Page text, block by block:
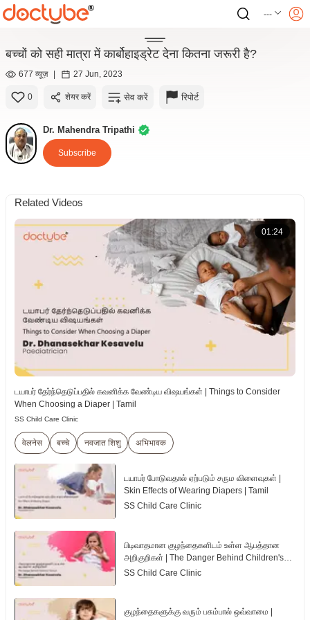
---
बच्चों को सही मात्रा में कार्बोहाइड्रेट देना कितना जरूरी है?
677 व्यूज़ | 27 Jun, 2023
0 शेयर करें सेव करें रिपोर्ट
Dr. Mahendra Tripathi
Subscribe
Related Videos
01:24
டயாபர் தேர்ந்தெடுப்பதில் கவனிக்க வேண்டிய விஷயங்கள் | Things to Consider
When Choosing a Diaper | Tamil
SS Child Care Clinic
वेलनेस बच्चे नवजात शिशु अभिभावक
டயாபர் போடுவதால் ஏற்படும் சரும விளைவுகள் |
Skin Effects of Wearing Diapers | Tamil
SS Child Care Clinic
பிடிவாதமான குழந்தைகளிடம் உள்ள ஆபத்தான
அறிகுறிகள் | The Danger Behind Children's
Tantrum | Tamil
SS Child Care Clinic
குழந்தைகளுக்கு வரும் பசும்பால் ஒவ்வாமை |